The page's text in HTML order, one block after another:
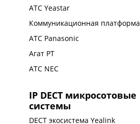
АТС Yeastar
Коммуникационная платформа
АТС Panasonic
Агат РТ
АТС NEC
IP DECT микросотовые
системы
DECT экосистема Yealink